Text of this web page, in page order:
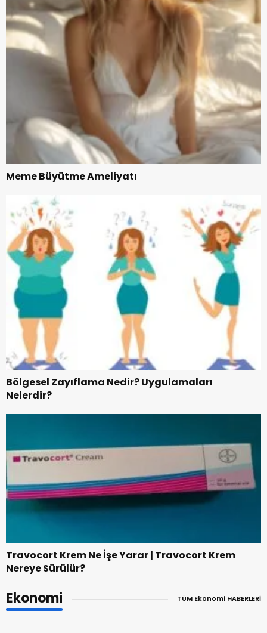
Meme Büyütme Ameliyatı
Bölgesel Zayıflama Nedir? Uygulamaları
Nelerdir?
Travocort Krem Ne İşe Yarar | Travocort Krem
Nereye Sürülür?
Ekonomi TÜM Ekonomi HABERLERİ